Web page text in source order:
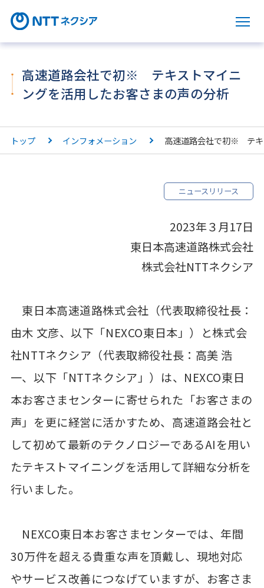
サ
高速道路会社で初※ テキストマイニ
ングを活用したお客さまの声の分析
トップ インフォメーション 高速道路会社で初※ テキ
ニュースリリース
2023年３月17日
東日本高速道路株式会社
株式会社NTTネクシア
東日本高速道路株式会社（代表取締役社長：
由木 文彦、以下「NEXCO東日本」）と株式会
社NTTネクシア（代表取締役社長：高美 浩
一、以下「NTTネクシア」）は、NEXCO東日
本お客さまセンターに寄せられた「お客さまの
声」を更に経営に活かすため、高速道路会社と
して初めて最新のテクノロジーであるAIを用い
たテキストマイニングを活用して詳細な分析を
行いました。
NEXCO東日本お客さまセンターでは、年間
30万件を超える貴重な声を頂戴し、現地対応
やサービス改善につなげていますが、お客さま